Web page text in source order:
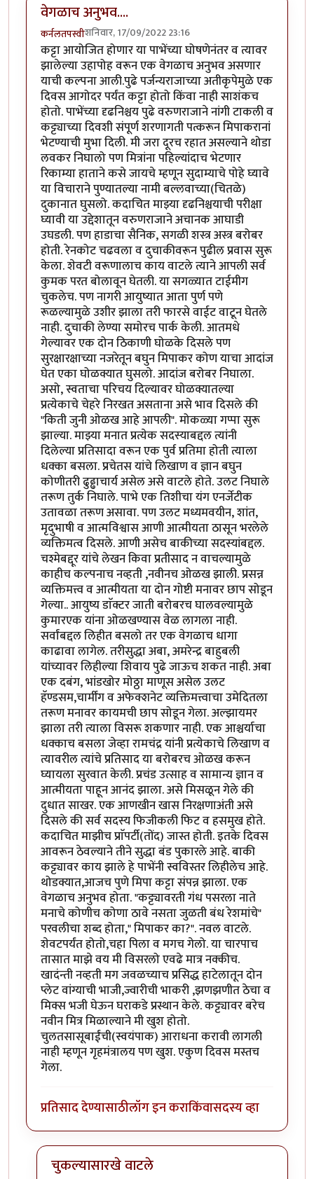
वेगळाच अनुभव....
कर्नलतपस्वीशनिवार, 17/09/2022 23:16
कट्टा आयोजित होणार या पाभेंच्या घोषणेनंतर व त्यावर
झालेल्या उहापोह वरून एक वेगळाच अनुभव असणार
याची कल्पना आली.पुढे पर्जन्यराजाच्या अतीकृपेमुळे एक
दिवस आगोदर पर्यंत कट्टा होतो किंवा नाही साशंकच
होतो. पाभेंच्या दृढनिश्चय पुढे वरुणराजाने नांगी टाकली व
कट्ट्याच्या दिवशी संपूर्ण शरणागती पत्करून मिपाकरानां
भेटण्याची मुभा दिली. मी जरा दूरच रहात असल्याने थोडा
लवकर निघालो पण मित्रांना पहिल्यांदाच भेटणार
रिकाम्या हाताने कसे जायचे म्हणून सुदाम्याचे पोहे घ्यावे
या विचाराने पुण्यातल्या नामी बल्लवाच्या(चितळे)
दुकानात घुसलो. कदाचित माझ्या दृढनिश्चयाची परीक्षा
घ्यावी या उद्देशातून वरुणराजाने अचानक आघाडी
उघडली. पण हाडाचा सैनिक, सगळी शस्त्र अस्त्र बरोबर
होती. रेनकोट चढवला व दुचाकीवरून पुढील प्रवास सुरू
केला. शेवटी वरूणालाच काय वाटले त्याने आपली सर्व
कुमक परत बोलावून घेतली. या सगळ्यात टाईमीग
चुकलेच. पण नागरी आयुष्यात आता पुर्ण पणे
रूळल्यामुळे उशीर झाला तरी फारसे वाईट वाटून घेतले
नाही. दुचाकी लेण्या समोरच पार्क केली. आतमधे
गेल्यावर एक दोन ठिकाणी घोळके दिसले पण
सुरक्षारक्षाच्या नजरेतून बघुन मिपाकर कोण याचा आदांज
घेत एका घोळक्यात घुसलो. आदांज बरोबर निघाला.
असो, स्वताचा परिचय दिल्यावर घोळक्यातल्या
प्रत्येकाचे चेहरे निरखत असताना असे भाव दिसले की
"किती जुनी ओळख आहे आपली". मोकळ्या गप्पा सुरू
झाल्या. माझ्या मनात प्रत्येक सदस्याबद्दल त्यांनी
दिलेल्या प्रतिसादा वरून एक पुर्व प्रतिमा होती त्याला
धक्का बसला. प्रचेतस यांचे लिखाण व ज्ञान बघुन
कोणीतरी ढुढ्ढाचार्य असेल असे वाटले होते. उलट निघाले
तरूण तुर्क निघाले. पाभे एक तिशीचा यंग एनर्जेटीक
उतावळा तरूण असावा. पण उलट मध्यमवयीन, शांत,
मृदुभाषी व आत्मविश्वास आणी आत्मीयता ठासून भरलेले
व्यक्तिमत्व दिसले. आणी असेच बाकीच्या सदस्यांबद्दल.
चश्मेबद्दूर यांचे लेखन किवा प्रतीसाद न वाचल्यामुळे
काहीच कल्पनाच नव्हती ,नवीनच ओळख झाली. प्रसन्न
व्यक्तिमत्त्व व आत्मीयता या दोन गोष्टी मनावर छाप सोडून
गेल्या.. आयुष्य डाॅक्टर जाती बरोबरच घालवल्यामुळे
कुमारएक यांना ओळखण्यास वेळ लागला नाही.
सर्वांबद्दल लिहीत बसलो तर एक वेगळाच धागा
काढावा लागेल. तरीसुद्धा अबा, अमरेन्द्र बाहुबली
यांच्यावर लिहील्या शिवाय पुढे जाऊच शकत नाही. अबा
एक दबंग, भांडखोर मोठ्ठा माणूस असेल उलट
हॅण्डसम,चार्मींग व अफेक्शनेट व्यक्तिमत्त्वाचा उमेदितला
तरूण मनावर कायमची छाप सोडून गेला. अल्झायमर
झाला तरी त्याला विसरू शकणार नाही. एक आश्चर्याचा
धक्काच बसला जेव्हा रामचंद्र यांनी प्रत्येकाचे लिखाण व
त्यावरील त्यांचे प्रतिसाद या बरोबरच ओळख करून
घ्यायला सुरवात केली. प्रचंड उत्साह व सामान्य ज्ञान व
आत्मीयता पाहून आनंद झाला. असे मिसळून गेले की
दुधात साखर. एक आणखीन खास निरक्षणाअंती असे
दिसले की सर्व सदस्य फिजीकली फिट व हसमुख होते.
कदाचित माझीच प्राॅपर्टी(तोंद) जास्त होती. इतके दिवस
आवरून ठेवल्याने तीने सुद्धा बंड पुकारले आहे. बाकी
कट्ट्यावर काय झाले हे पाभेंनी स्वविस्तर लिहीलेच आहे.
थोडक्यात,आजच पुणे मिपा कट्टा संपन्न झाला. एक
वेगळाच अनुभव होता. "कट्ट्यावरती गंध पसरला नाते
मनाचे कोणीच कोणा ठावे नसता जुळती बंध रेशमांचे"
परवलीचा शब्द होता," मिपाकर का?". नवल वाटले.
शेवटपर्यंत होतो,चहा पिला व मगच गेलो. या चारपाच
तासात माझे वय मी विसरलो एवढे मात्र नक्कीच.
खादंन्ती नव्हती मग जवळच्याच प्रसिद्ध हाटेलातून दोन
प्लेट वांग्याची भाजी,ज्वारीची भाकरी ,झणझणीत ठेचा व
मिक्स भजी घेऊन घराकडे प्रस्थान केले. कट्ट्यावर बरेच
नवीन मित्र मिळाल्याने मी खुश होतो.
चुलतसासूबाईंची(स्वयंपाक) आराधना करावी लागली
नाही म्हणून गृहमंत्रालय पण खुश. एकुण दिवस मस्तच
गेला.
प्रतिसाद देण्यासाठीलॉग इन कराकिंवासदस्य व्हा
चुकल्यासारखे वाटले